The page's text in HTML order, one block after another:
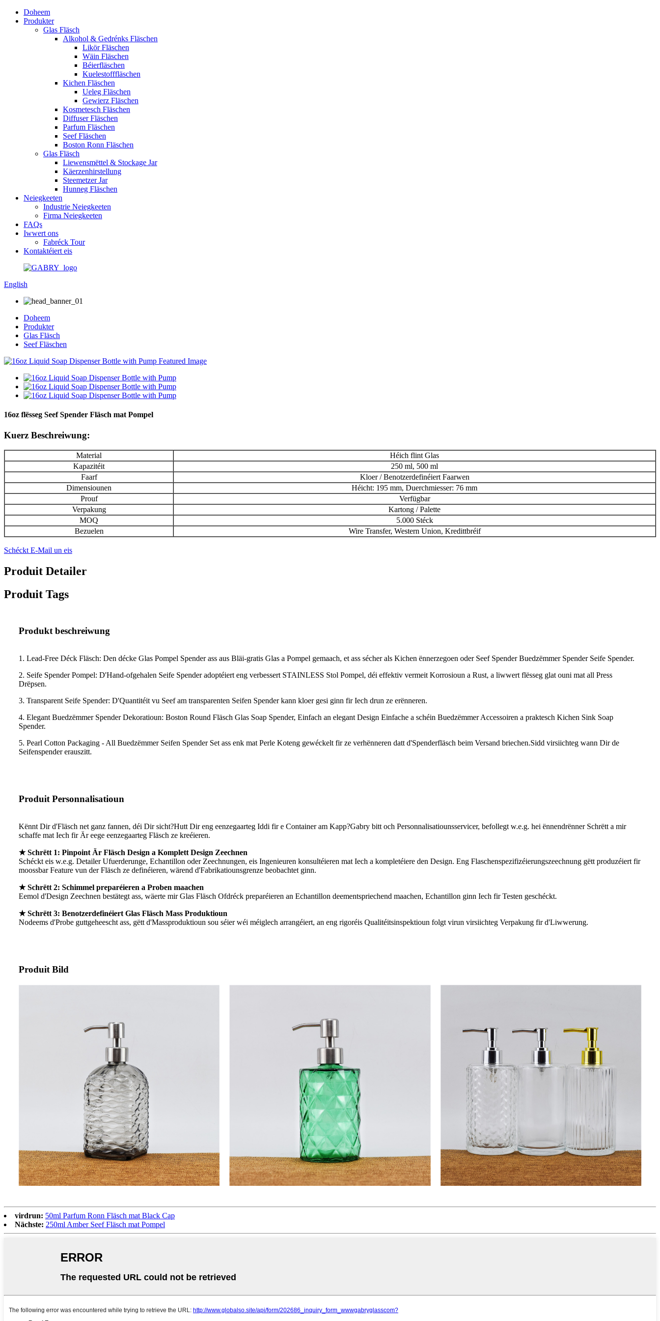
Doheem
Produkter
Glas Fläsch
Alkohol & Gedrénks Fläschen
Likör Fläschen
Wäin Fläschen
Béierfläschen
Kuelestofffläschen
Kichen Fläschen
Ueleg Fläschen
Gewierz Fläschen
Kosmetesch Fläschen
Diffuser Fläschen
Parfum Fläschen
Seef Fläschen
Boston Ronn Fläschen
Glas Fläsch
Liewensmëttel & Stockage Jar
Käerzenhirstellung
Steemetzer Jar
Hunneg Fläschen
Neiegkeeten
Industrie Neiegkeeten
Firma Neiegkeeten
FAQs
Iwwert ons
Fabréck Tour
Kontaktéiert eis
English
Doheem
Produkter
Glas Fläsch
Seef Fläschen
16oz flësseg Seef Spender Fläsch mat Pompel
Kuerz Beschreiwung:
Material
Héich flint Glas
Kapazitéit
250 ml, 500 ml
Faarf
Kloer / Benotzerdefinéiert Faarwen
Dimensiounen
Héicht: 195 mm, Duerchmiesser: 76 mm
Prouf
Verfügbar
Verpakung
Kartong / Palette
MOQ
5.000 Stéck
Bezuelen
Wire Transfer, Western Union, Kredittbréif
Schéckt E-Mail un eis
Produit Detailer
Produit Tags
Produkt beschreiwung
1. Lead-Free Déck Fläsch: Den décke Glas Pompel Spender ass aus Bläi-gratis Glas a Pompel gemaach, et ass sécher als Kichen ënnerzegoen oder Seef Spender Buedzëmmer Spender Seife Spender.
2. Seife Spender Pompel: D'Hand-ofgehalen Seife Spender adoptéiert eng verbessert STAINLESS Stol Pompel, déi effektiv vermeit Korrosioun a Rust, a liwwert flësseg glat ouni mat all Press
Drëpsen.
3. Transparent Seife Spender: D'Quantitéit vu Seef am transparenten Seifen Spender kann kloer gesi ginn fir Iech drun ze erënneren.
4. Elegant Buedzëmmer Spender Dekoratioun: Boston Round Fläsch Glas Soap Spender, Einfach an elegant Design Einfache a schéin Buedzëmmer Accessoiren a praktesch Kichen Sink Soap
Spender.
5. Pearl Cotton Packaging - All Buedzëmmer Seifen Spender Set ass enk mat Perle Koteng gewéckelt fir ze verhënneren datt d'Spenderfläsch beim Versand briechen.Sidd virsiichteg wann Dir de
Seifenspender erauszitt.
Produit Personnalisatioun
Kënnt Dir d'Fläsch net ganz fannen, déi Dir sicht?Hutt Dir eng eenzegaarteg Iddi fir e Container am Kapp?Gabry bitt och Personnalisatiounsservicer, befollegt w.e.g. hei ënnendrënner Schrëtt a mir
schaffe mat Iech fir Är eege eenzegaarteg Fläsch ze kreéieren.
★ Schrëtt 1: Pinpoint Är Fläsch Design a Komplett Design Zeechnen
Schéckt eis w.e.g. Detailer Ufuerderunge, Echantillon oder Zeechnungen, eis Ingenieuren konsultéieren mat Iech a kompletéiere den Design. Eng Flaschenspezifizéierungszeechnung gëtt produzéiert fir
moossbar Feature vun der Fläsch ze definéieren, wärend d'Fabrikatiounsgrenze beobachtet ginn.
★ Schrëtt 2: Schimmel preparéieren a Proben maachen
Eemol d'Design Zeechnen bestätegt ass, wäerte mir Glas Fläsch Ofdréck preparéieren an Echantillon deementspriechend maachen, Echantillon ginn Iech fir Testen geschéckt.
★ Schrëtt 3: Benotzerdefinéiert Glas Fläsch Mass Produktioun
Nodeems d'Probe guttgeheescht ass, gëtt d'Massproduktioun sou séier wéi méiglech arrangéiert, an eng rigoréis Qualitéitsinspektioun folgt virun virsiichteg Verpakung fir d'Liwwerung.
Produit Bild
virdrun: 50ml Parfum Ronn Fläsch mat Black Cap
Nächste: 250ml Amber Seef Fläsch mat Pompel